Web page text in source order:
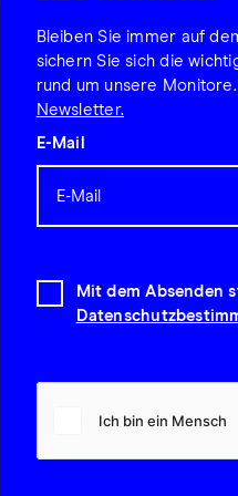
Bleiben Sie immer auf
sichern Sie sich die
rund um unsere Monitore.
Newsletter.
E-Mail
Mit dem Absenden